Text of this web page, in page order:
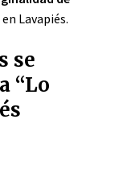
Lavapiés.
se
“Lo